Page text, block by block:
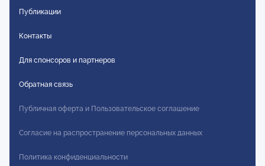
Публикации
Контакты
Для спонсоров и партнеров
Обратная связь
Публичная оферта и Пользовательское соглашение
Согласие на распространение персональных данных
Политика конфиденциальности